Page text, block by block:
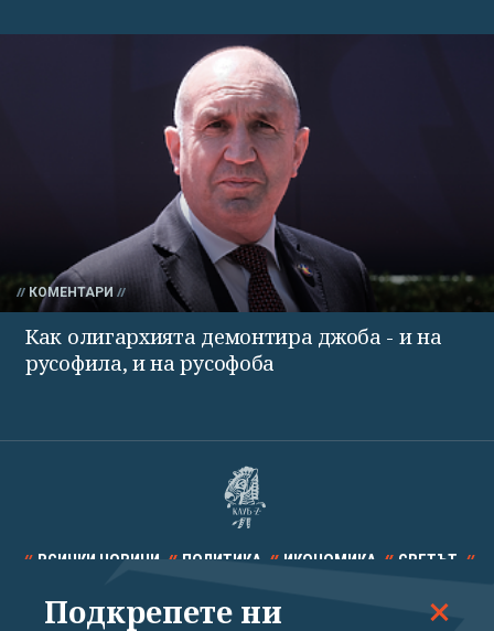
КОМЕНТАРИ
Как олигархията демонтира джоба - и на
русофила, и на русофоба
ВСИЧКИ НОВИНИ ПОЛИТИКА ИКОНОМИКА СВЕТЪТ
СПОРТ КУЛТУРА ТЕХНОЛОГИИ КАЛЕЙДОСКОП
Подкрепете ни